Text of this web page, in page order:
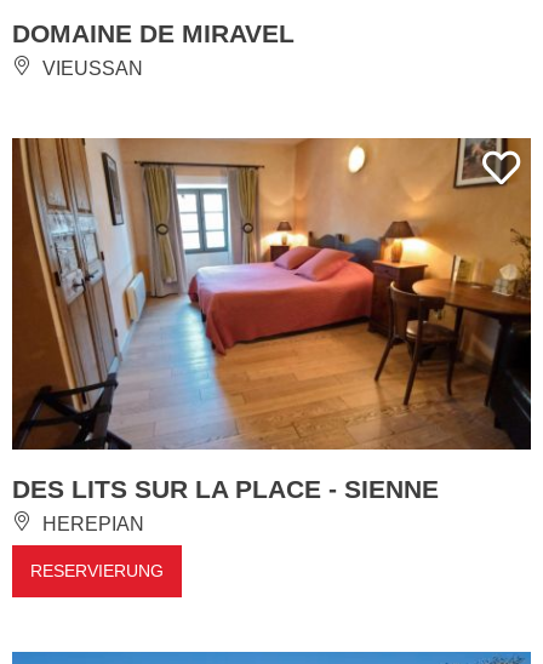
DOMAINE DE MIRAVEL
VIEUSSAN
DES LITS SUR LA PLACE - SIENNE
HEREPIAN
RESERVIERUNG